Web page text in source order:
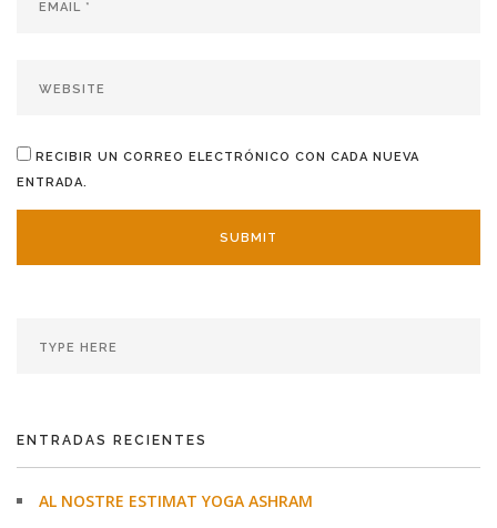
RECIBIR UN CORREO ELECTRÓNICO CON CADA NUEVA
ENTRADA.
ENTRADAS RECIENTES
AL NOSTRE ESTIMAT YOGA ASHRAM